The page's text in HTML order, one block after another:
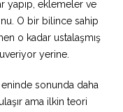
yapıp, eklemeler ve
O bir bilince sahip
o kadar ustalaşmış
yerine.
sonunda daha
ama ilkin teori